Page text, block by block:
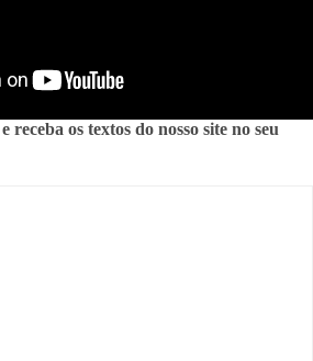
receba os textos do nosso site no seu